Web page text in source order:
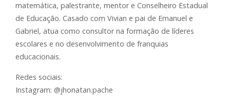
matemática, palestrante, mentor e Conselheiro Estadual
de Educação. Casado com Vivian e pai de Emanuel e
Gabriel, atua como consultor na formação de líderes
escolares e no desenvolvimento de franquias
educacionais.
Redes sociais:
Instagram: @jhonatan.pache